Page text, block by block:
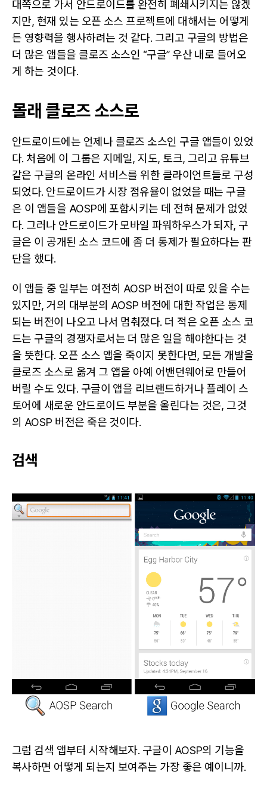
대쪽으로 가서 안드로이드를 완전히 폐쇄시키지는 않겠
지만, 현재 있는 오픈 소스 프로젝트에 대해서는 어떻게
든 영향력을 행사하려는 것 같다. 그리고 구글의 방법은
더 많은 앱들을 클로즈 소스인 “구글” 우산 내로 들어오
게 하는 것이다.
몰래 클로즈 소스로
안드로이드에는 언제나 클로즈 소스인 구글 앱들이 있었
다. 처음에 이 그룹은 지메일, 지도, 토크, 그리고 유튜브
같은 구글의 온라인 서비스를 위한 클라이언트들로 구성
되었다. 안드로이드가 시장 점유율이 없었을 때는 구글
은 이 앱들을 AOSP에 포함시키는 데 전혀 문제가 없었
다. 그러나 안드로이드가 모바일 파워하우스가 되자, 구
글은 이 공개된 소스 코드에 좀 더 통제가 필요하다는 판
단을 했다.
이 앱들 중 일부는 여전히 AOSP 버전이 따로 있을 수는
있지만, 거의 대부분의 AOSP 버전에 대한 작업은 통제
되는 버전이 나오고 나서 멈춰졌다. 더 적은 오픈 소스 코
드는 구글의 경쟁자로서는 더 많은 일을 해야한다는 것
을 뜻한다. 오픈 소스 앱을 죽이지 못한다면, 모든 개발을
클로즈 소스로 옮겨 그 앱을 아예 어밴던웨어로 만들어
버릴 수도 있다. 구글이 앱을 리브랜드하거나 플레이 스
토어에 새로운 안드로이드 부분을 올린다는 것은, 그것
의 AOSP 버전은 죽은 것이다.
검색
그럼 검색 앱부터 시작해보자. 구글이 AOSP의 기능을
복사하면 어떻게 되는지 보여주는 가장 좋은 예이니까.